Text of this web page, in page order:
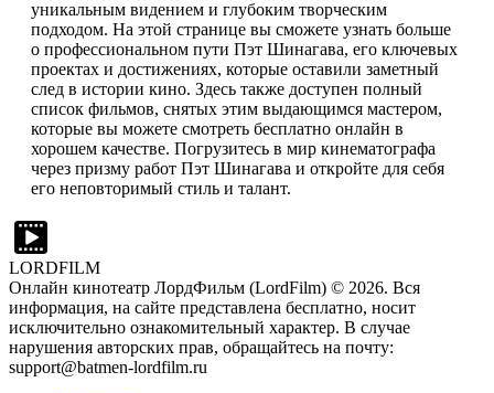
уникальным видением и глубоким творческим
подходом. На этой странице вы сможете узнать больше
о профессиональном пути Пэт Шинагава, его ключевых
проектах и достижениях, которые оставили заметный
след в истории кино. Здесь также доступен полный
список фильмов, снятых этим выдающимся мастером,
которые вы можете смотреть бесплатно онлайн в
хорошем качестве. Погрузитесь в мир кинематографа
через призму работ Пэт Шинагава и откройте для себя
его неповторимый стиль и талант.
LORDFILM
Онлайн кинотеатр ЛордФильм (LordFilm) © 2026. Вся
информация, на сайте представлена бесплатно, носит
исключительно ознакомительный характер. В случае
нарушения авторских прав, обращайтесь на почту:
support@batmen-lordfilm.ru